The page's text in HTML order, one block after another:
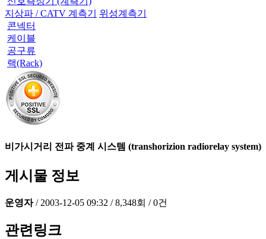
지상파 / CATV 계측기
위성계측기
콘넥터
케이블
공구류
랙(Rack)
비가시거리 전파 중계 시스템 (transhorizion radiorelay system)
게시물 정보
운영자 / 2003-12-05 09:32 / 8,348회 / 0건
관련링크